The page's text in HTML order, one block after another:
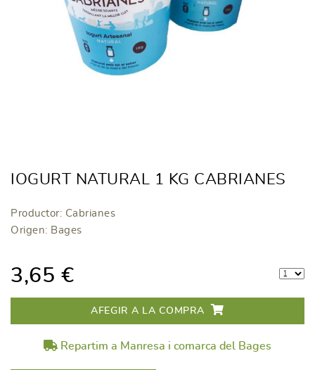
IOGURT NATURAL 1 KG CABRIANES
Productor: Cabrianes
Origen: Bages
3,65 €
AFEGIR A LA COMPRA
Repartim a Manresa i comarca del Bages